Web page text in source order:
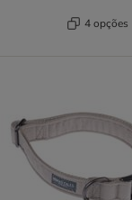
4 opções